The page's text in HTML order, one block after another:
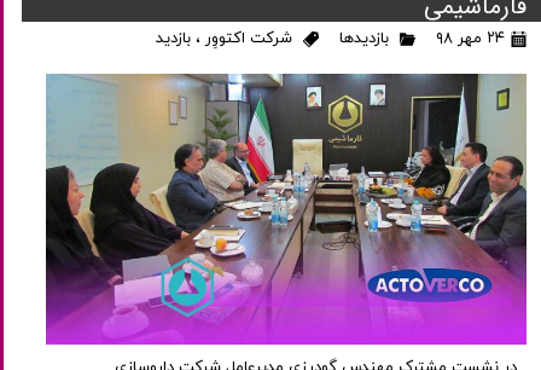
۲۴ مهر ۹۸ بازدیدها شرکت اکتووِر ، بازدید